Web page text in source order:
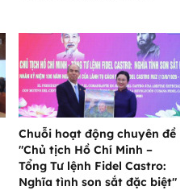
Chuỗi hoạt động chuyên đề
"Chủ tịch Hồ Chí Minh –
Tổng Tư lệnh Fidel Castro:
Nghĩa tình son sắt đặc biệt"